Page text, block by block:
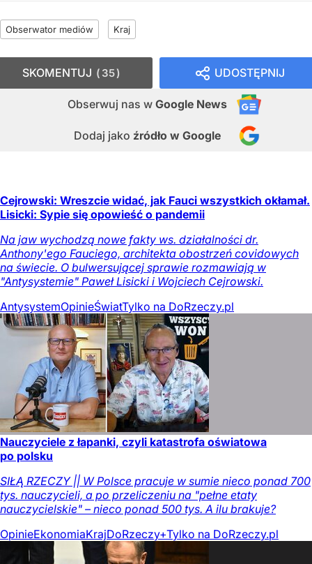
Obserwator mediów Kraj
UDOSTĘPNIJ
Obserwuj nas w Google News
Dodaj jako źródło w Google
SKOMENTUJ 35
Cejrowski: Wreszcie widać, jak Fauci wszystkich okłamał.
Lisicki: Sypie się opowieść o pandemii
Na jaw wychodzą nowe fakty ws. działalności dr.
Anthony'ego Fauciego, architekta obostrzeń covidowych
na świecie. O bulwersującej sprawie rozmawiają w
"Antysystemie" Paweł Lisicki i Wojciech Cejrowski.
AntysystemOpinieŚwiatTylko na DoRzeczy.pl
Nauczyciele z łapanki, czyli katastrofa oświatowa
po polsku
SIŁĄ RZECZY || W Polsce pracuje w sumie nieco ponad 700
tys. nauczycieli, a po przeliczeniu na "pełne etaty
nauczycielskie" – nieco ponad 500 tys. A ilu brakuje?
OpinieEkonomiaKrajDoRzeczy+Tylko na DoRzeczy.pl